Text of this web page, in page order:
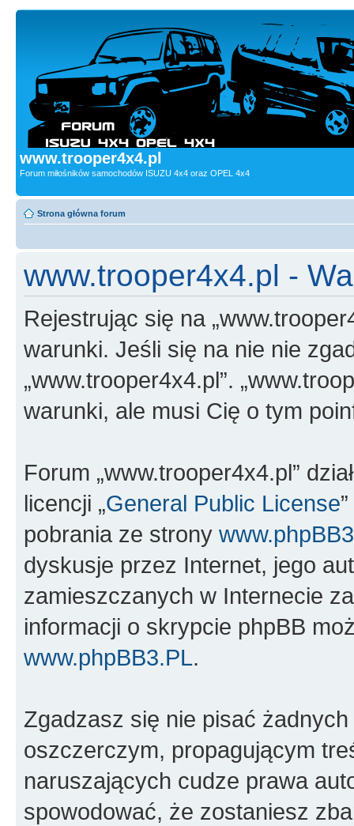
www.trooper4x4.pl
Forum miłośników samochodów ISUZU 4x4 oraz OPEL 4x4
Strona główna forum
www.trooper4x4.pl -
Rejestrując się na
warunki. Jeśli się na nie nie
„www.trooper4x4.pl”.
warunki, ale musi Cię o tym
Forum „www.trooper4x4.pl”
licencji „General Public License
pobrania ze strony
dyskusje przez Internet, jego
zamieszczanych w Internecie
informacji o skrypcie phpBB
www.phpBB3.PL.
Zgadzasz się nie pisać
oszczerczym, propagującym
naruszających cudze prawa
spowodować, że zostaniesz